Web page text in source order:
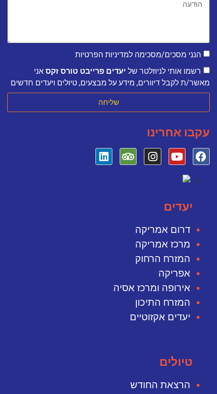
הנני מסכים/מסכימה למדיניות הפרטיות
רשמו אותי לניוזלטר של יעדים פרייבט טורס זקס אני
מאשר/ת לקבל דיוורים, מידע על מבצעים, טיולים ויעדים חדשים
שליחה
עקבו אחרינו
יעדים
דרום אמריקה
מרכז אמריקה
המזרח הרחוק
אפריקה
אירופה ומרכז אסיה
המזרח התיכון
יעדים אקזוטיים
טיולים
הרצאת החודש